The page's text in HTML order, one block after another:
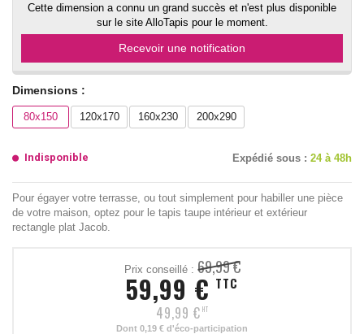
Cette dimension a connu un grand succès et n'est plus disponible
sur le site AlloTapis pour le moment.
Recevoir une notification
Dimensions :
80x150 120x170 160x230 200x290
Indisponible Expédié sous : 24 à 48h
Pour égayer votre terrasse, ou tout simplement pour habiller une pièce
de votre maison, optez pour le tapis taupe intérieur et extérieur
rectangle plat Jacob.
Prix conseillé : 69,99 €
59,99 € TTC
49,99 € HT
Dont 0,19 € d'éco-participation